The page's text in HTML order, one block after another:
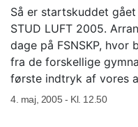
Så er startskuddet
STUD LUFT 2005.
dage på FSNSKP, hvor
fra de forskellige
første indtryk af vores
4. maj, 2005 - Kl. 12.50